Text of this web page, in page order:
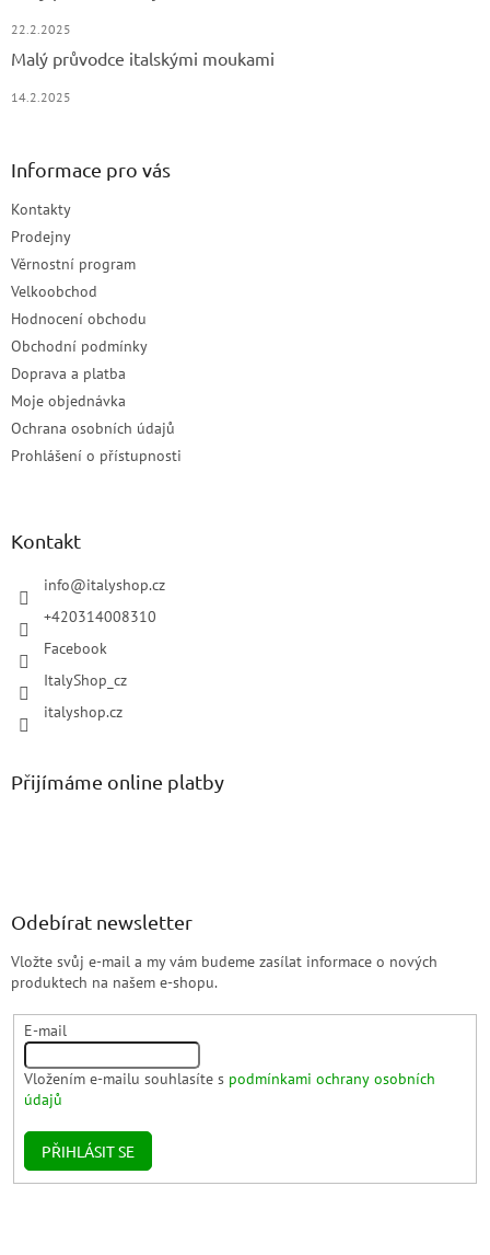
22.2.2025
Malý průvodce italskými moukami
14.2.2025
Informace pro vás
Kontakty
Prodejny
Věrnostní program
Velkoobchod
Hodnocení obchodu
Obchodní podmínky
Doprava a platba
Moje objednávka
Ochrana osobních údajů
Prohlášení o přístupnosti
Kontakt
info@italyshop.cz
+420314008310
Facebook
ItalyShop_cz
italyshop.cz
Přijímáme online platby
Odebírat newsletter
Vložte svůj e-mail a my vám budeme zasílat informace o nových
produktech na našem e-shopu.
E-mail
Vložením e-mailu souhlasíte s podmínkami ochrany osobních
údajů
PŘIHLÁSIT SE